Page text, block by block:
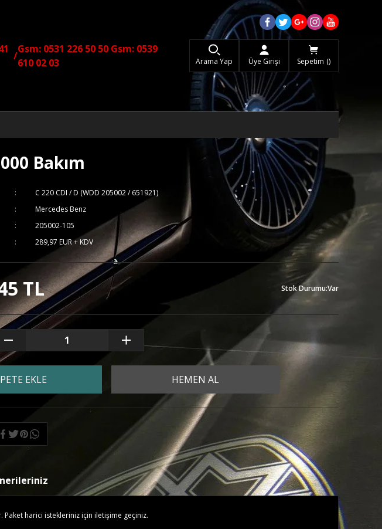
/
Gsm: 0531 226 50 50 Gsm: 0539
610 02 03
Arama Yap Üye Girişi Sepetim
Bakım
C 220 CDI / D (WDD 205002 / 651921)
Mercedes Benz
205002-105
289,97 EUR + KDV
TL Stok Durumu:Var
EKLE HEMEN AL
harici istekleriniz için iletişime geçiniz.